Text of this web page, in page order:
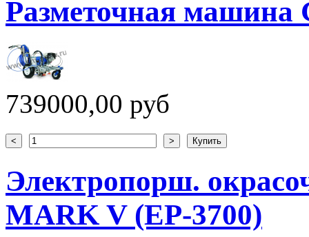
Разметочная машина
739000,00 руб
Электропорш.
MARK V (EP-3700)